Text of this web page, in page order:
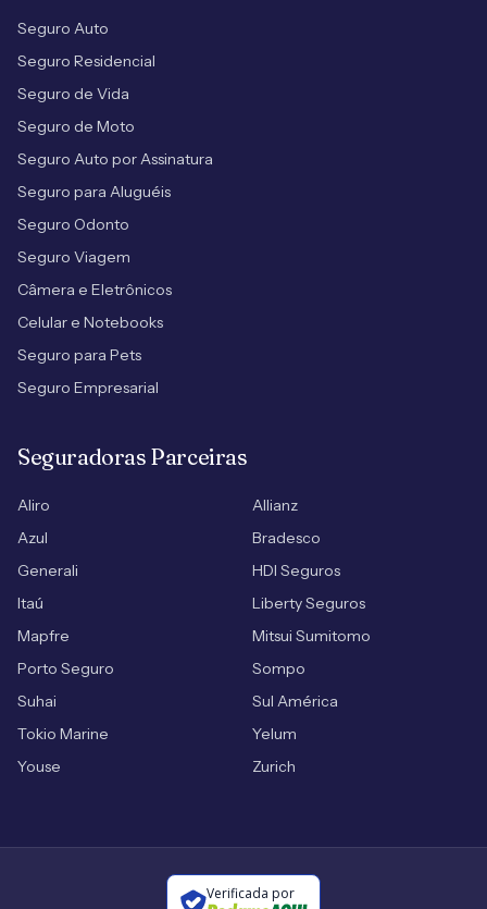
Seguro Auto
Seguro Residencial
Seguro de Vida
Seguro de Moto
Seguro Auto por Assinatura
Seguro para Aluguéis
Seguro Odonto
Seguro Viagem
Câmera e Eletrônicos
Celular e Notebooks
Seguro para Pets
Seguro Empresarial
Seguradoras Parceiras
Aliro
Allianz
Azul
Bradesco
Generali
HDI Seguros
Itaú
Liberty Seguros
Mapfre
Mitsui Sumitomo
Porto Seguro
Sompo
Suhai
Sul América
Tokio Marine
Yelum
Youse
Zurich
Verificada por